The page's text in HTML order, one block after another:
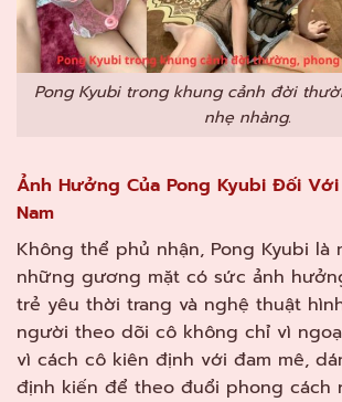
Pong Kyubi trong khung cảnh đời
nhẹ nhàng.
Ảnh Hưởng Của Pong Kyubi Đối
Nam
Không thể phủ nhận, Pong Kyubi là
những gương mặt có sức ảnh
trẻ yêu thời trang và nghệ thuật
người theo dõi cô không chỉ vì
vì cách cô kiên định với đam mê,
định kiến để theo đuổi phong cách